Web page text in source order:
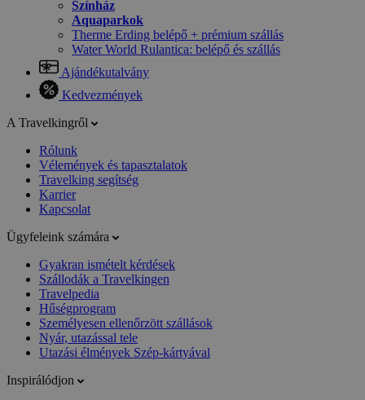
Színház
Aquaparkok
Therme Erding belépő + prémium szállás
Water World Rulantica: belépő és szállás
Ajándékutalvány
Kedvezmények
A Travelkingről
Rólunk
Vélemények és tapasztalatok
Travelking segítség
Karrier
Kapcsolat
Ügyfeleink számára
Gyakran ismételt kérdések
Szállodák a Travelkingen
Travelpedia
Hűségprogram
Személyesen ellenőrzött szállások
Nyár, utazással tele
Utazási élmények Szép-kártyával
Inspirálódjon